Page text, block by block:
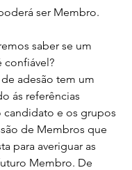
ser Membro.
saber se um
confiável?
adesão tem um
ás referências
candidato e os grupos
de Membros que
para averiguar as
Membro. De